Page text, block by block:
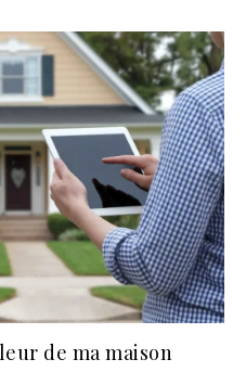
de ma maison